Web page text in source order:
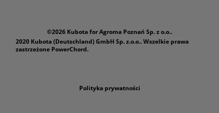
©2026 Kubota for Agroma Poznań Sp. z o.o..
2020 Kubota (Deutschland) GmbH Sp. z.o.o.. Wszelkie prawa
zastrzeżone PowerChord.
Polityka prywatności